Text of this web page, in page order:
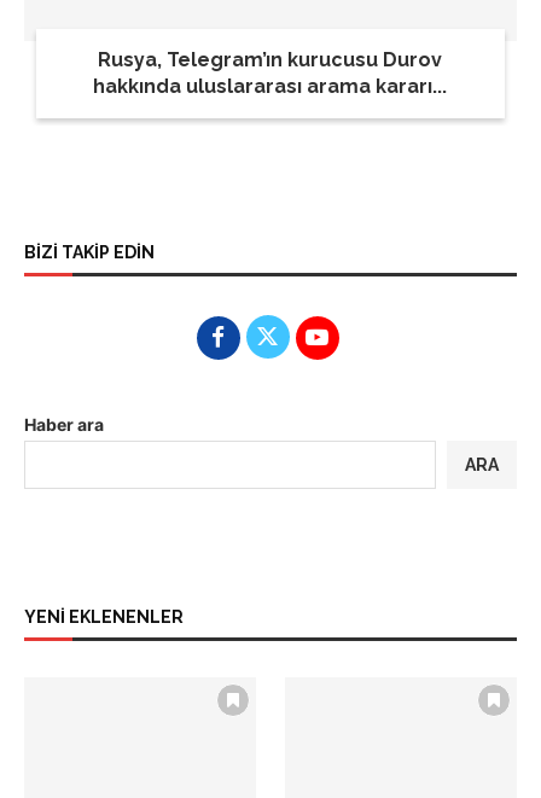
Rusya, Telegram’ın kurucusu Durov
hakkında uluslararası arama kararı...
BİZİ TAKİP EDİN
Haber ara
ARA
YENİ EKLENENLER